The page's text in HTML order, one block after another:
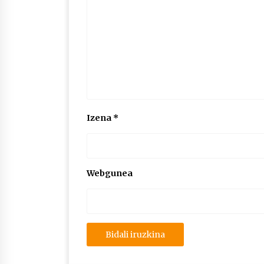
Izena *
Webgunea